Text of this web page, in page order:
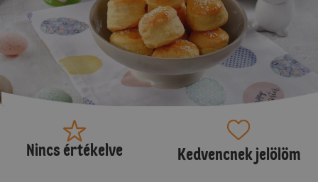
Nincs értékelve Kedvencnek jelölöm